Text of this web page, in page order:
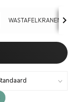
WASTAFELKRANEN